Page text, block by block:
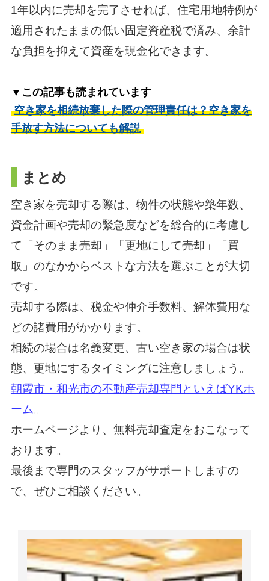
1年以内に売却を完了させれば、住宅用地特例が
適用されたままの低い固定資産税で済み、余計
な負担を抑えて資産を現金化できます。
▼この記事も読まれています
空き家を相続放棄した際の管理責任は？空き家を
手放す方法についても解説
まとめ
空き家を売却する際は、物件の状態や築年数、
資金計画や売却の緊急度などを総合的に考慮し
て「そのまま売却」「更地にして売却」「買
取」のなかからベストな方法を選ぶことが大切
です。
売却する際は、税金や仲介手数料、解体費用な
どの諸費用がかかります。
相続の場合は名義変更、古い空き家の場合は状
態、更地にするタイミングに注意しましょう。
朝霞市・和光市の不動産売却専門といえばYKホ
ーム。
ホームページより、無料売却査定をおこなって
おります。
最後まで専門のスタッフがサポートしますの
で、ぜひご相談ください。